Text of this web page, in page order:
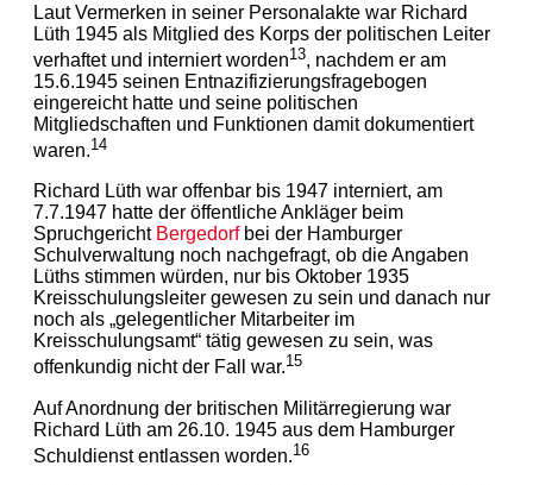
Laut Vermerken in seiner Personalakte war Richard
Lüth 1945 als Mitglied des Korps der politischen Leiter
verhaftet und interniert worden13, nachdem er am
15.6.1945 seinen Entnazifizierungsfragebogen
eingereicht hatte und seine politischen
Mitgliedschaften und Funktionen damit dokumentiert
waren.14
Richard Lüth war offenbar bis 1947 interniert, am
7.7.1947 hatte der öffentliche Ankläger beim
Spruchgericht Bergedorfbei der Hamburger
Schulverwaltung noch nachgefragt, ob die Angaben
Lüths stimmen würden, nur bis Oktober 1935
Kreisschulungsleiter gewesen zu sein und danach nur
noch als „gelegentlicher Mitarbeiter im
Kreisschulungsamt“ tätig gewesen zu sein, was
offenkundig nicht der Fall war.15
Auf Anordnung der britischen Militärregierung war
Richard Lüth am 26.10. 1945 aus dem Hamburger
Schuldienst entlassen worden.16